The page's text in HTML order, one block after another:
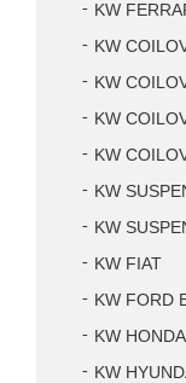
KW
KW
KW
KW
KW
KW
KW
KW FIAT
KW FORD
KW HONDA
KW